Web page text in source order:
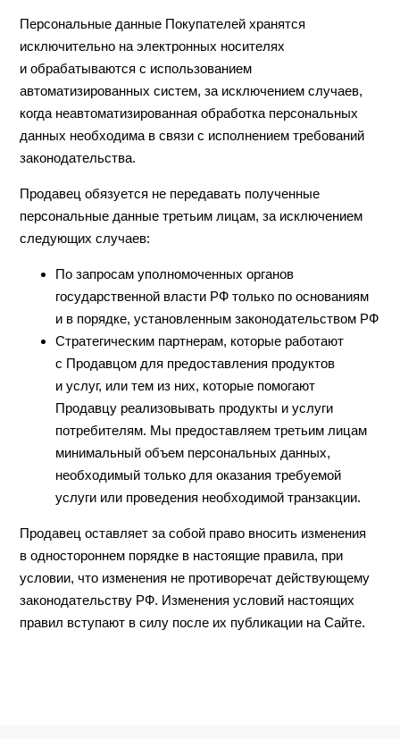
Персональные данные Покупателей хранятся
исключительно на электронных носителях
и обрабатываются с использованием
автоматизированных систем, за исключением случаев,
когда неавтоматизированная обработка персональных
данных необходима в связи с исполнением требований
законодательства.
Продавец обязуется не передавать полученные
персональные данные третьим лицам, за исключением
следующих случаев:
По запросам уполномоченных органов
государственной власти РФ только по основаниям
и в порядке, установленным законодательством РФ
Стратегическим партнерам, которые работают
с Продавцом для предоставления продуктов
и услуг, или тем из них, которые помогают
Продавцу реализовывать продукты и услуги
потребителям. Мы предоставляем третьим лицам
минимальный объем персональных данных,
необходимый только для оказания требуемой
услуги или проведения необходимой транзакции.
Продавец оставляет за собой право вносить изменения
в одностороннем порядке в настоящие правила, при
условии, что изменения не противоречат действующему
законодательству РФ. Изменения условий настоящих
правил вступают в силу после их публикации на Сайте.